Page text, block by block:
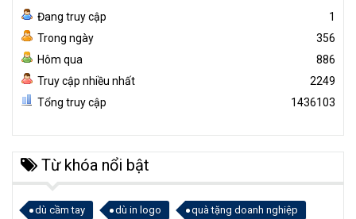
Đang truy cập
1
Trong ngày
356
Hôm qua
886
Truy cập nhiều nhất
2249
Tổng truy cập
1436103
Từ khóa nổi bật
dù cầm tay dù in logo quà tặng doanh nghiệp